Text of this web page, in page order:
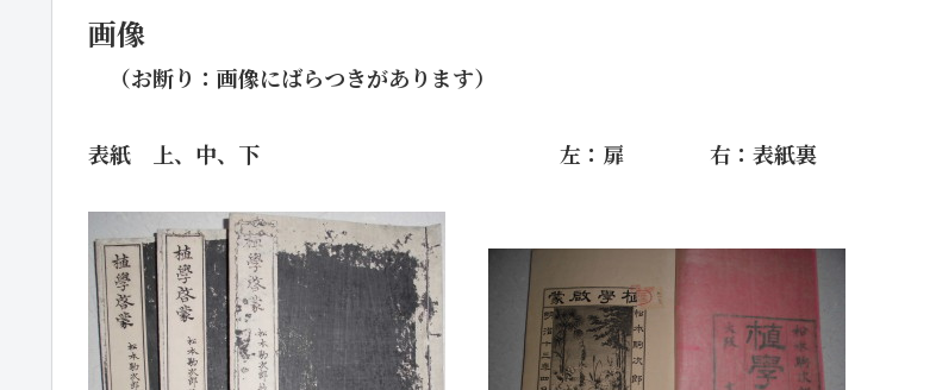
画像
（お断り：画像にばらつきがあります）
表紙 上、中、下 左：扉 右：表紙裏